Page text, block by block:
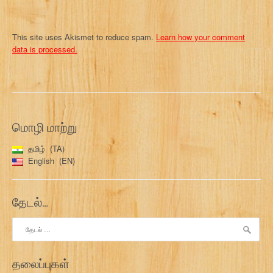
This site uses Akismet to reduce spam. Learn how your comment
data is processed.
மொழி மாற்று
தமிழ்
TA
English
EN
தேடல்…
தேடு:
தலைப்புகள்